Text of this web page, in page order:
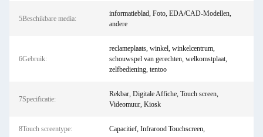
5Beschikbare media:
informatieblad, Foto, EDA/CAD-Modellen,
andere
6Gebruik:
reclameplaats, winkel, winkelcentrum,
schouwspel van gerechten, welkomstplaat,
zelfbediening, tentoo
7Specificatie:
Rekbar, Digitale Affiche, Touch screen,
Videomuur, Kiosk
8Touch screentype: Capacitief, Infrarood Touchscreen,